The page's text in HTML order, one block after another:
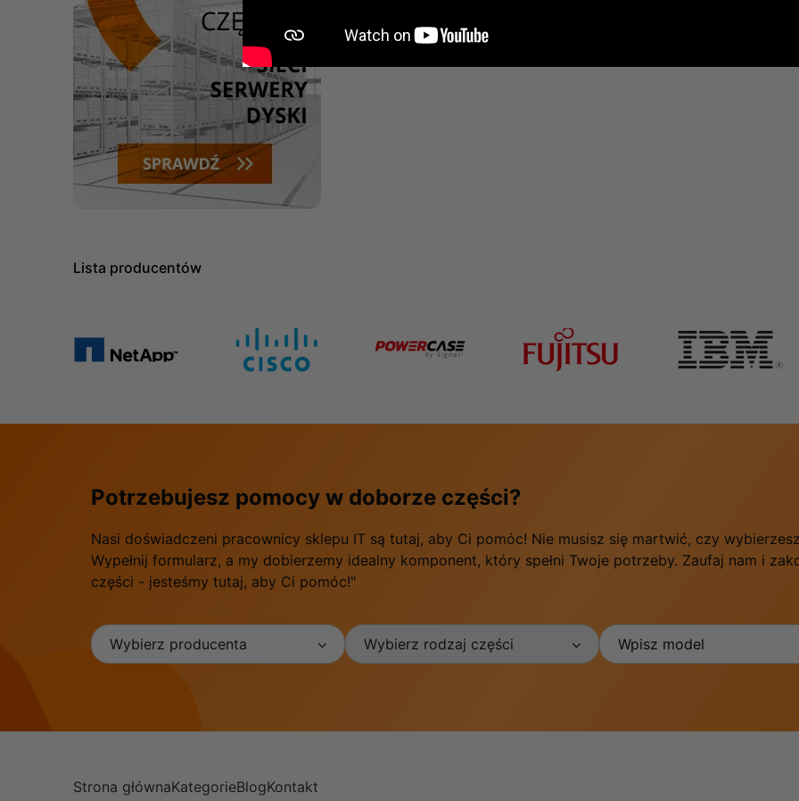
Lista producentów
Potrzebujesz pomocy w doborze części?
Nasi doświadczeni pracownicy sklepu IT są tutaj, aby Ci pomóc! Nie musisz się martwić, czy
Wypełnij formularz, a my dobierzemy idealny komponent, który spełni Twoje potrzeby. Zaufaj nam i
części - jesteśmy tutaj, aby Ci pomóc!"
Wybierz producenta Wybierz rodzaj części
Strona głównaKategorieBlogKontakt